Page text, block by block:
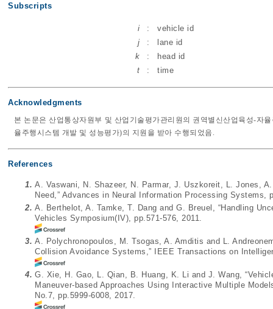
Subscripts
i :
vehicle id
j
:
lane id
k
:
head id
t
: time
Acknowledgments
본 논문은 산업통상자원부 및 산업기술평가관리원의 권역별신산업육성-자
율주행시스템 개발 및 성능평가)의 지원을 받아 수행되었음.
References
1. A. Vaswani, N. Shazeer, N. Parmar, J. Uszkoreit, L. Jones,
Need,” Advances in Neural Information Processing Systems,
2. A. Berthelot, A. Tamke, T. Dang and G. Breuel, “Handling
Vehicles Symposium(IV), pp.571-576, 2011.
3. A. Polychronopoulos, M. Tsogas, A. Amditis and L.
Collision Avoidance Systems,” IEEE Transactions on
4. G. Xie, H. Gao, L. Qian, B. Huang, K. Li and J. Wang,
Maneuver-based Approaches Using Interactive Multiple
No.7, pp.5999-6008, 2017.